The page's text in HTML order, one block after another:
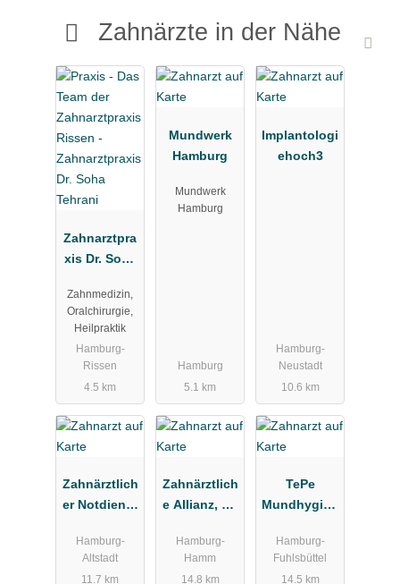
Zahnärzte in der Nähe
Zahnarztpra
xis Dr. Soha
Zahnmedizin,
Oralchirurgie,
Heilpraktik
Hamburg-
Rissen
4.5 km
Mundwerk
Hamburg
Mundwerk
Hamburg
Hamburg
5.1 km
Implantologi
ehoch3
Hamburg-
Neustadt
10.6 km
Zahnärztlich
er Notdienst
ärztliche
Vereinigung
Hamburg-
Altstadt
11.7 km
Zahnärztlich
e Allianz, Dr.
Partner
Hamburg-
Hamm
14.8 km
TePe
Mundhygien
Vertriebs-
GmbH
Hamburg-
Fuhlsbüttel
14.5 km